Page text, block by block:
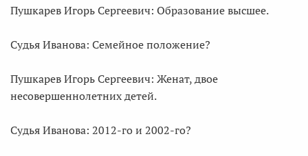
Пушкарев Игорь Сергеевич: Образование высшее.
Судья Иванова: Семейное положение?
Пушкарев Игорь Сергеевич: Женат, двое
несовершеннолетних детей.
Судья Иванова: 2012-го и 2002-го?